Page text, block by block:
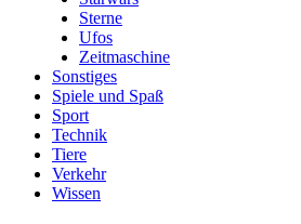
Sterne
Ufos
Zeitmaschine
Sonstiges
Spiele und Spaß
Sport
Technik
Tiere
Verkehr
Wissen